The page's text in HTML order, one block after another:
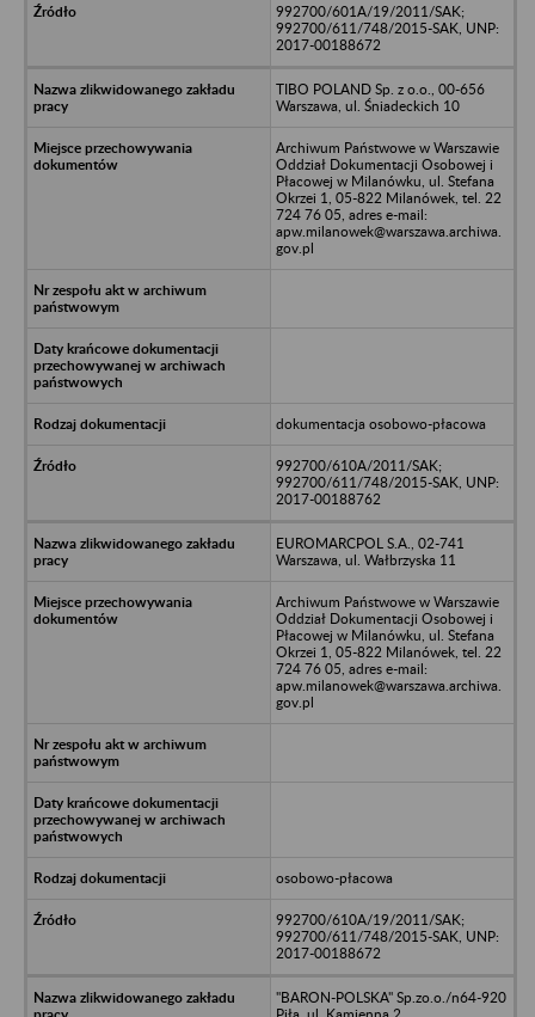
992700/601A/19/2011/SAK;
992700/611/748/2015-SAK, UNP:
2017-00188672
TIBO POLAND Sp. z o.o., 00-656
Warszawa, ul. Śniadeckich 10
Archiwum Państwowe w Warszawie
Oddział Dokumentacji Osobowej i
Płacowej w Milanówku, ul. Stefana
Okrzei 1, 05-822 Milanówek, tel. 22
724 76 05, adres e-mail:
apw.milanowek@warszawa.archiwa.
gov.pl
dokumentacja osobowo-płacowa
992700/610A/2011/SAK;
992700/611/748/2015-SAK, UNP:
2017-00188762
EUROMARCPOL S.A., 02-741
Warszawa, ul. Wałbrzyska 11
Archiwum Państwowe w Warszawie
Oddział Dokumentacji Osobowej i
Płacowej w Milanówku, ul. Stefana
Okrzei 1, 05-822 Milanówek, tel. 22
724 76 05, adres e-mail:
apw.milanowek@warszawa.archiwa.
gov.pl
osobowo-płacowa
992700/610A/19/2011/SAK;
992700/611/748/2015-SAK, UNP:
2017-00188672
"BARON-POLSKA" Sp.zo.o./n64-920